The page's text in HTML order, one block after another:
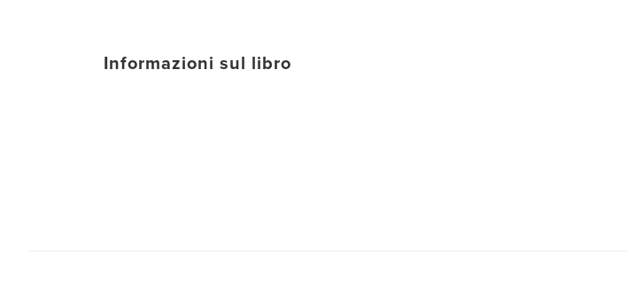
Informazioni sul libro